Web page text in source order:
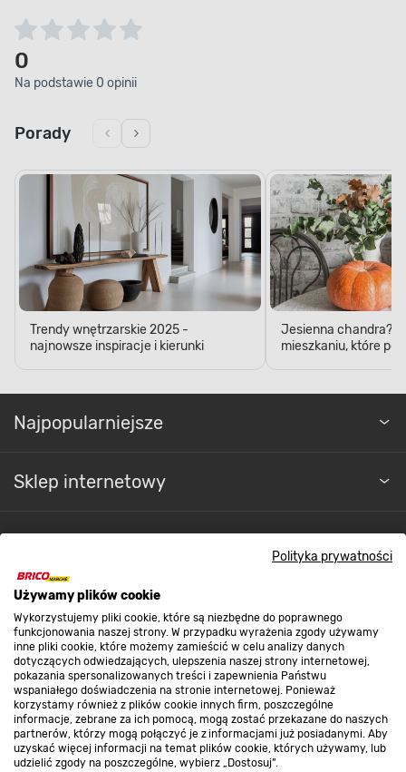
Polityka prywatności
Używamy plików cookie
Wykorzystujemy pliki cookie, które są niezbędne do poprawnego
funkcjonowania naszej strony. W przypadku wyrażenia zgody używamy
inne pliki cookie, które możemy zamieścić w celu analizy danych
dotyczących odwiedzających, ulepszenia naszej strony internetowej,
pokazania spersonalizowanych treści i zapewnienia Państwu
wspaniałego doświadczenia na stronie internetowej. Ponieważ
korzystamy również z plików cookie innych firm, poszczególne
informacje, zebrane za ich pomocą, mogą zostać przekazane do naszych
partnerów, którzy mogą połączyć je z informacjami już posiadanymi. Aby
uzyskać więcej informacji na temat plików cookie, których używamy, lub
udzielić zgody na poszczególne, wybierz „Dostosuj”.
0
Na podstawie 0 opinii
Porady
Trendy wnętrzarskie 2025 -
najnowsze inspiracje i kierunki
Jesienna chandra?
mieszkaniu, które
Najpopularniejsze
Sklep internetowy
Regulaminy
Promocje
Nasze sklepy
O nas